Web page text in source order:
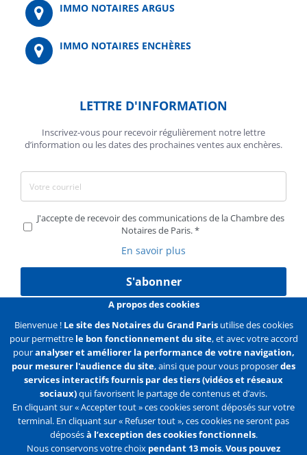
IMMO NOTAIRES ARGUS
IMMO NOTAIRES ENCHÈRES
LETTRE D'INFORMATION
Inscrivez-vous pour recevoir régulièrement notre lettre
d’information ou les dates des prochaines ventes aux enchères.
J'accepte de recevoir des communications de la Chambre des
Notaires de Paris.
En savoir plus
S'abonner
Liens Mentions légales Données personnelles
Politique des cookies Configurer les cookies
Liens
2e
ligne
Accueil Contact Plan du site
A propos des cookies
Bienvenue ! Le site des Notaires du Grand Parisutilise des cookies
pour permettre le bon fonctionnement du site, et avec votre accord
pouranalyser et améliorer la performance de votre navigation,
pour mesurer l'audience du site, ainsi que pour vous proposerdes
services interactifs fournis par des tiers (vidéos et réseaux
sociaux)qui favorisent le partage de contenus et d’avis.
En cliquant sur « Accepter tout » ces cookies seront déposés sur votre
terminal. En cliquant sur « Refuser tout », ces cookies ne seront pas
déposésà l’exception des cookies fonctionnels.
Nous conservons votre choix pendant 13 mois.Vous pouvez